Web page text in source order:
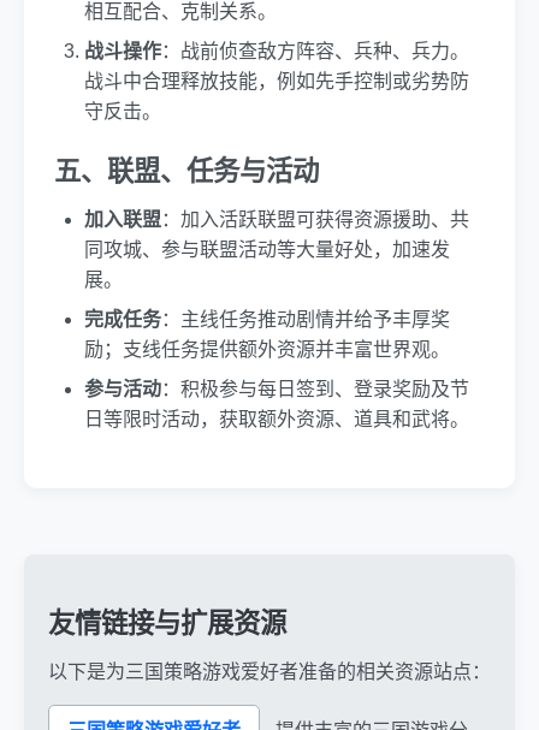
相互配合、克制关系。
战斗操作：战前侦查敌方阵容、兵种、兵力。
战斗中合理释放技能，例如先手控制或劣势防
守反击。
五、联盟、任务与活动
加入联盟 ：加入活跃联盟可获得资源援助、共
同攻城、参与联盟活动等大量好处，加速发
展。
完成任务：主线任务推动剧情并给予丰厚奖
励；支线任务提供额外资源并丰富世界观。
参与活动：积极参与每日签到、登录奖励及节
日等限时活动，获取额外资源、道具和武将。
友情链接与扩展资源
以下是为三国策略游戏爱好者准备的相关资源站点：